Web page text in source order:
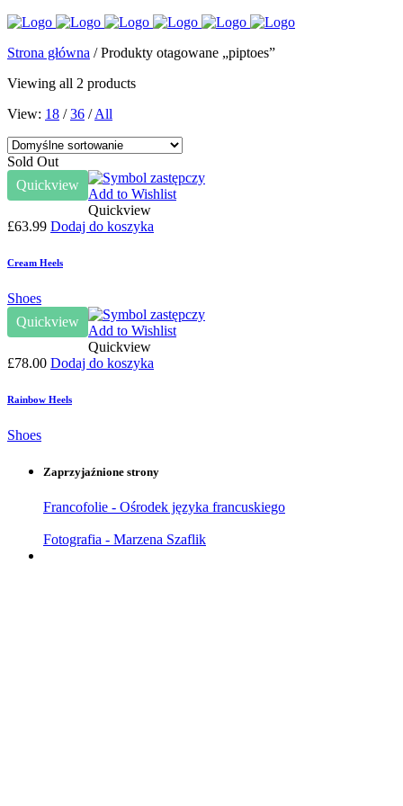
Strona główna / Produkty otagowane „piptoes”
Viewing all 2 products
View: 18 /36 /All
Sold Out
Quickview
Add to Wishlist
Quickview
£63.99 Dodaj do koszyka
Cream Heels
Shoes
Quickview
Add to Wishlist
Quickview
£78.00 Dodaj do koszyka
Rainbow Heels
Shoes
Zaprzyjaźnione strony
Francofolie - Ośrodek języka francuskiego
Fotografia - Marzena Szaflik